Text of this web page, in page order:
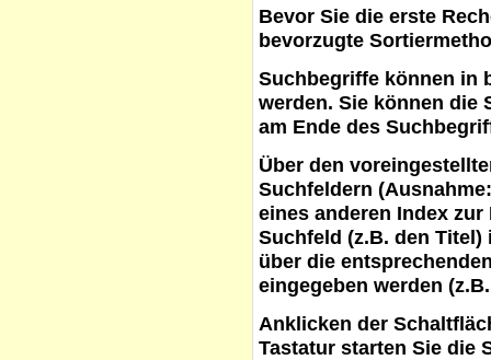
Bevor Sie die erste
bevorzugte
Suchbegriffe können in
werden. Sie können die
am Ende des
Über den
Suchfeldern
eines anderen Index
Suchfeld (z.B. den
über die
eingegeben werden
Anklicken der
Tastatur starten Sie die